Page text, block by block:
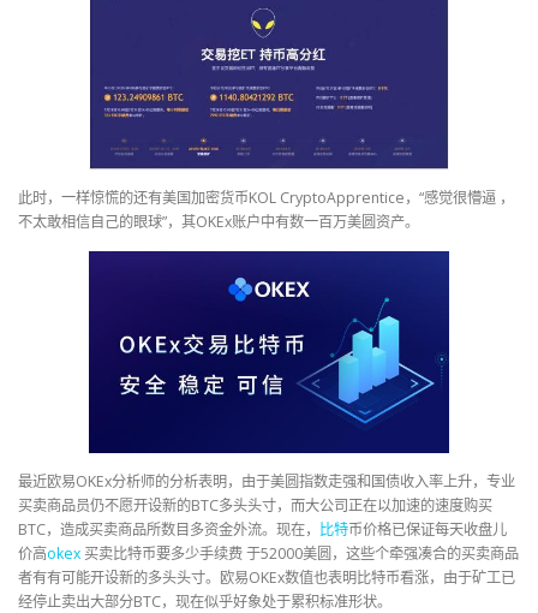
此时，一样惊慌的还有美国加密货币KOL CryptoApprentice，“感觉很懵逼 ，
不太敢相信自己的眼球”，其OKEx账户中有数一百万美圆资产。
最近欧易OKEx分析师的分析表明，由于美圆指数走强和国债收入率上升，专业
买卖商品员仍不愿开设新的BTC多头头寸，而大公司正在以加速的速度购买
BTC，造成买卖商品所数目多资金外流。现在， 比特币价格已保证每天收盘儿
价高okex 买卖比特币要多少手续费 于52000美圆，这些个牵强凑合的买卖商品
者有有可能开设新的多头头寸。欧易OKEx数值也表明比特币看涨，由于矿工已
经停止卖出大部分BTC，现在似乎好象处于累积标准形状。